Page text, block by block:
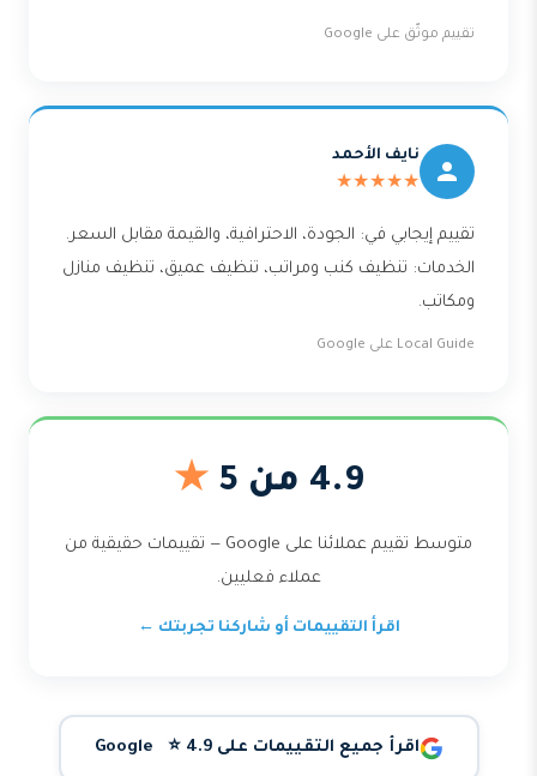
تقييم موثّق على Google
نايف الأحمد
★★★★★
تقييم إيجابي في: الجودة، الاحترافية، والقيمة مقابل السعر.
الخدمات: تنظيف كنب ومراتب، تنظيف عميق، تنظيف منازل
ومكاتب.
Local Guide على Google
4.9 من 5 ★
متوسط تقييم عملائنا على Google — تقييمات حقيقية من
عملاء فعليين.
اقرأ التقييمات أو شاركنا تجربتك ←
اقرأ جميع التقييمات على Google ⭐ 4.9